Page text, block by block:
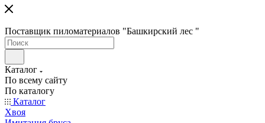
Поставщик пиломатериалов "Башкирский лес "
Каталог
По всему сайту
По каталогу
Каталог
Хвоя